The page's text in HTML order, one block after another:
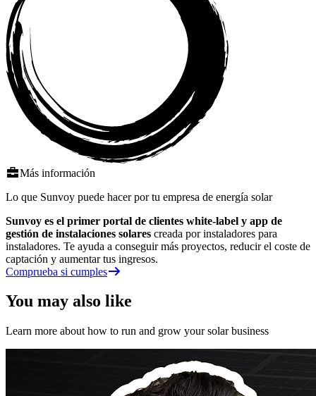
Más información
Lo que Sunvoy puede hacer por tu empresa de energía solar
Sunvoy es el primer portal de clientes white-label y app de
gestión de instalaciones solares creada por instaladores para
instaladores. Te ayuda a conseguir más proyectos, reducir el coste de
captación y aumentar tus ingresos.
Comprueba si cumples
You may also like
Learn more about how to run and grow your solar business